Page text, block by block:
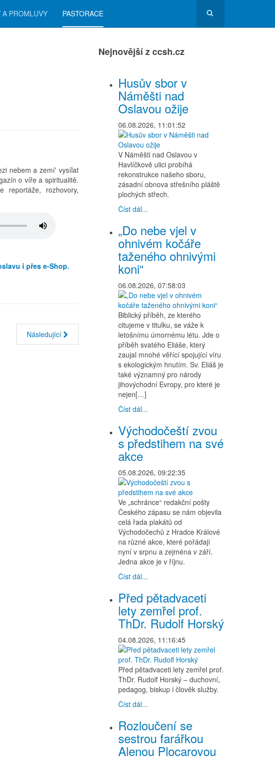
A PROMLUVY PASTORACE
nebem a zemí' vysílat
o víře a spiritualitě.
reportáže, rozhovory,
i přes e-Shop.
Následující
Nejnovější z ccsh.cz
Husův sbor v
Náměšti nad
Oslavou ožije
06.08.2026, 11:01:52
V Náměšti nad Oslavou v
Havlíčkově ulici probíhá
rekonstrukce našeho sboru,
zásadní obnova střešního pláště
plochých střech.
Číst dál...
„Do nebe vjel v
ohnivém kočáře
taženého ohnivými
koni“
06.08.2026, 07:58:03
Biblický příběh, ze kterého
citujeme v titulku, se váže k
letošnímu úmornému létu. Jde o
příběh svatého Eliáše, který
zaujal mnohé věřící spojující víru
s ekologickým hnutím. Sv. Eliáš je
také významný pro národy
jihovýchodní Evropy, pro které je
nejen[…]
Číst dál...
Východočeští zvou
s předstihem na své
akce
05.08.2026, 09:22:35
Ve „schránce“ redakční pošty
Českého zápasu se nám objevila
celá řada plakátů od
Východočechů z Hradce Králové
na různé akce, které pořádají
nyní v srpnu a zejména v září.
Jedna akce je v říjnu.
Číst dál...
Před pětadvaceti
lety zemřel prof.
ThDr. Rudolf Horský
04.08.2026, 11:16:45
Před pětadvaceti lety zemřel prof.
ThDr. Rudolf Horský – duchovní,
pedagog, biskup i člověk služby.
Číst dál...
Rozloučení se
sestrou farářkou
Alenou Plocarovou